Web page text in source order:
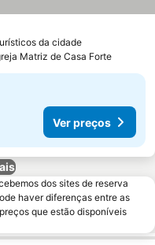
da cidade
Matriz de Casa Forte
Ver preços
dos sites de reserva
haver diferenças entre as
que estão disponíveis